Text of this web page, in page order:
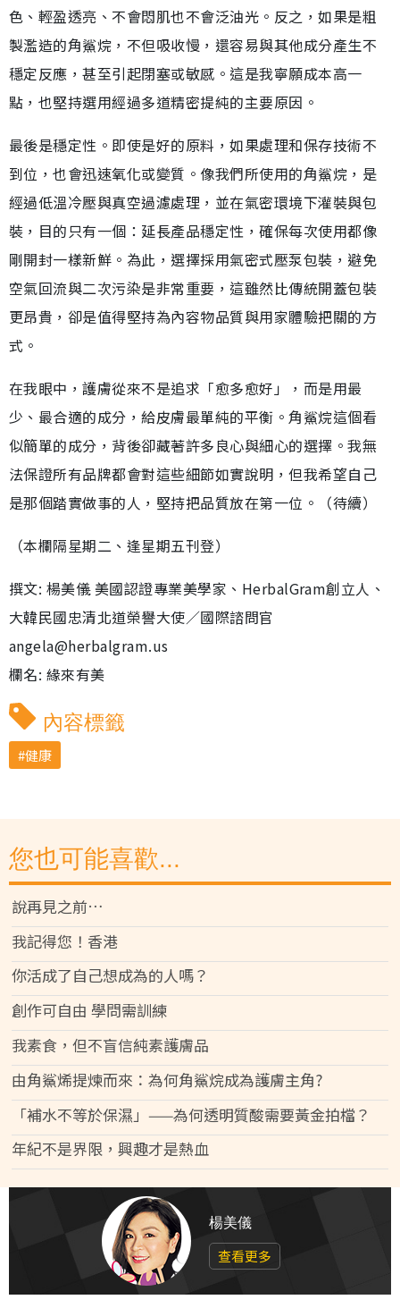
色、輕盈透亮、不會悶肌也不會泛油光。反之，如果是粗
製濫造的角鯊烷，不但吸收慢，還容易與其他成分產生不
穩定反應，甚至引起閉塞或敏感。這是我寧願成本高一
點，也堅持選用經過多道精密提純的主要原因。
最後是穩定性。即使是好的原料，如果處理和保存技術不
到位，也會迅速氧化或變質。像我們所使用的角鯊烷，是
經過低溫冷壓與真空過濾處理，並在氣密環境下灌裝與包
裝，目的只有一個：延長產品穩定性，確保每次使用都像
剛開封一樣新鮮。為此，選擇採用氣密式壓泵包裝，避免
空氣回流與二次污染是非常重要，這雖然比傳統開蓋包裝
更昂貴，卻是值得堅持為內容物品質與用家體驗把關的方
式。
在我眼中，護膚從來不是追求「愈多愈好」，而是用最
少、最合適的成分，給皮膚最單純的平衡。角鯊烷這個看
似簡單的成分，背後卻藏著許多良心與細心的選擇。我無
法保證所有品牌都會對這些細節如實說明，但我希望自己
是那個踏實做事的人，堅持把品質放在第一位。（待續）
（本欄隔星期二、逢星期五刊登）
撰文: 楊美儀 美國認證專業美學家、HerbalGram創立人、
大韓民國忠清北道榮譽大使／國際諮問官
angela@herbalgram.us
欄名: 緣來有美
內容標籤
健康
您也可能喜歡...
說再見之前…
我記得您！香港
你活成了自己想成為的人嗎？
創作可自由 學問需訓練
我素食，但不盲信純素護膚品
由角鯊烯提煉而來：為何角鯊烷成為護膚主角?
「補水不等於保濕」——為何透明質酸需要黃金拍檔？
年紀不是界限，興趣才是熱血
楊美儀
查看更多